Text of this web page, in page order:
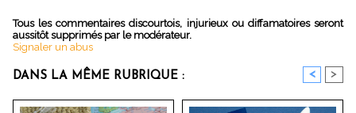
Tous les commentaires discourtois, injurieux ou diffamatoires seront
aussitôt supprimés par le modérateur.
Signaler un abus
DANS LA MÊME RUBRIQUE : < >